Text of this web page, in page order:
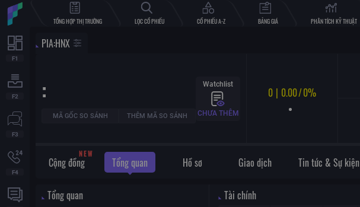
TỔNG HỢP THỊ TRƯỜNG LỌC CỔ PHIẾU CỔ PHIẾU A-Z BẢNG GIÁ PHÂN TÍCH KỸ THUẬT
PIA:HNX
:
MÃ GỐC SO SÁNH THÊM MÃ SO SÁNH
Watchlist
CHƯA THÊM
0 | 0.00/0%
NEW
Cộng đồng Tổng quan Hồ sơ Giao dịch Tin tức & Sự kiện
Tổng quan Tài chính